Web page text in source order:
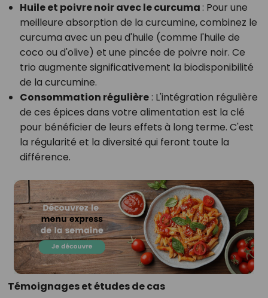
Huile et poivre noir avec le curcuma : Pour une
meilleure absorption de la curcumine, combinez le
curcuma avec un peu d'huile (comme l'huile de
coco ou d'olive) et une pincée de poivre noir. Ce
trio augmente significativement la biodisponibilité
de la curcumine.
Consommation régulière: L'intégration régulière
de ces épices dans votre alimentation est la clé
pour bénéficier de leurs effets à long terme. C'est
la régularité et la diversité qui feront toute la
différence.
Témoignages et études de cas